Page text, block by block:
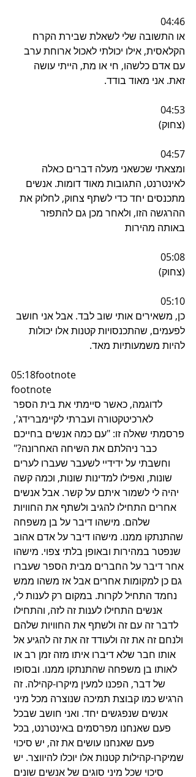
04:46
או התשובה שלי לשאלת שבירת הקרח
הקלאסית, אילו יכולתי לאכול ארוחת ערב
עם אדם כלשהו, חי או מת, הייתי עושה
זאת. אני מאוד בודד.
04:53
(צחוק)
04:57
ומצאתי שכשאני מעלה דברים כאלה
לאינטרנט, התגובות מאוד דומות. אנשים
מתכנסים יחד כדי לשתף צחוק, לחלוק את
ההרגשה הזו, ולאחר מכן גם להתפזר
באותה מהירות
05:08
(צחוק)
05:10
כן, משאירים אותי שוב לבד. אבל אני חושב
לפעמים, שהתכנסויות קטנות אלו יכולות
להיות משמעותיות מאד.
05:18footnote
footnote
לדוגמה, כאשר סיימתי את בית הספר
לארכיטקטורה ועברתי לקיימברידג',
פרסמתי שאלה זו: "עם כמה אנשים בחייכם
כבר ניהלתם את השיחה האחרונה?"
וחשבתי על ידידיי לשעבר שעברו לערים
שונות, ואפילו למדינות שונות, וכמה קשה
יהיה לי לשמור איתם על קשר. אבל אנשים
אחרים התחילו להגיב ולשתף את החוויות
שלהם. מישהו דיבר על בן משפחה
שהתנתקו ממנו. מישהו דיבר על אדם אהוב
שנפטר במהירות ובאופן בלתי צפוי. מישהו
אחר דיבר על החברים מבית הספר שעברו
גם כן למקומות אחרים אבל אז משהו ממש
נחמד התחיל לקרות. במקום רק לענות לי,
אנשים התחילו לענות זה לזה, והתחילו
לדבר זה עם זה ולשתף את החוויות שלהם
ולנחם זה את זה ולעודד זה את זה להגיע אל
אותו חבר שלא דיברו איתו מזה זמן רב או
לאותו בן משפחה שהתנתקו ממנו. ובסופו
של דבר, הפכנו למעין מיקרו-קהילה. זה
הרגיש כמו קבוצת תמיכה שנוצרה מכל מיני
אנשים שנפגשים יחד. ואני חושב שבכל
פעם שאנחנו מפרסמים באינטרנט, בכל
פעם שאנחנו עושים את זה, יש סיכוי
שמיקרו-קהילות קטנות אלו יוכלו להיווצר. יש
סיכוי שכל מיני סוגים של אנשים שונים